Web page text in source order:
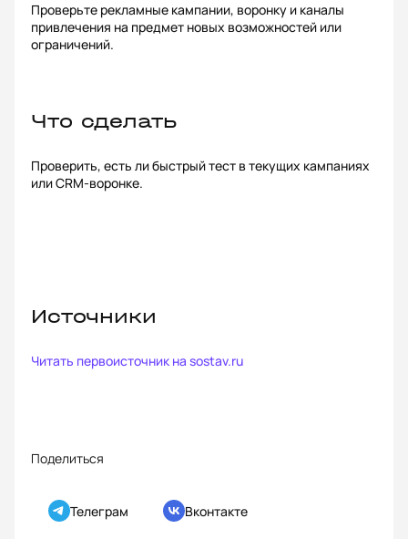
Проверьте рекламные кампании, воронку и каналы
привлечения на предмет новых возможностей или
ограничений.
Что сделать
Проверить, есть ли быстрый тест в текущих кампаниях
или CRM-воронке.
Источники
Читать первоисточник на sostav.ru
Поделиться
Телеграм Вконтакте